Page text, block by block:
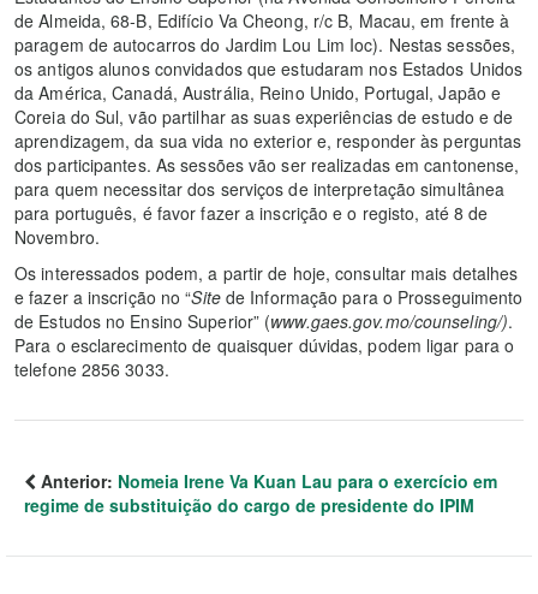
de Almeida, 68-B, Edifício Va Cheong, r/c B, Macau, em frente à
paragem de autocarros do Jardim Lou Lim Ioc). Nestas sessões,
os antigos alunos convidados que estudaram nos Estados Unidos
da América, Canadá, Austrália, Reino Unido, Portugal, Japão e
Coreia do Sul, vão partilhar as suas experiências de estudo e de
aprendizagem, da sua vida no exterior e, responder às perguntas
dos participantes. As sessões vão ser realizadas em cantonense,
para quem necessitar dos serviços de interpretação simultânea
para português, é favor fazer a inscrição e o registo, até 8 de
Novembro.
Os interessados podem, a partir de hoje, consultar mais detalhes
e fazer a inscrição no “Sitede Informação para o Prosseguimento
de Estudos no Ensino Superior” (www.gaes.gov.mo/counseling/).
Para o esclarecimento de quaisquer dúvidas, podem ligar para o
telefone 2856 3033.
Anterior: Nomeia Irene Va Kuan Lau para o exercício em
regime de substituição do cargo de presidente do IPIM